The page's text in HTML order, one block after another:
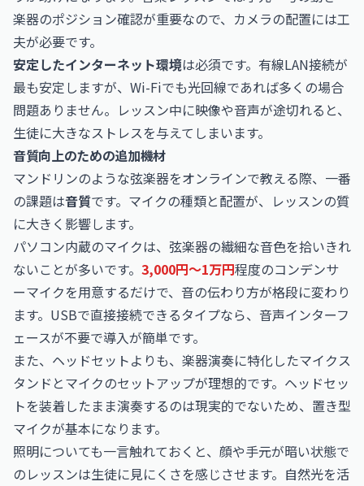
楽器のポジション確認が重要なので、カメラの配置には工
夫が必要です。
安定したインターネット環境は必須です。有線LAN接続が
最も安定しますが、Wi-Fiでも光回線であれば多くの場合
問題ありません。レッスン中に映像や音声が途切れると、
生徒に大きなストレスを与えてしまいます。
音質向上のための追加機材
マンドリンのような弦楽器をオンラインで教える際、一番
の課題は音質です。マイクの種類と配置が、レッスンの質
に大きく影響します。
パソコン内蔵のマイクは、弦楽器の繊細な音色を拾いきれ
ないことが多いです。 3,000円〜1万円程度のコンデンサ
ーマイクを用意するだけで、音の伝わり方が格段に変わり
ます。USBで直接接続できるタイプなら、音声インターフ
ェースが不要で導入が簡単です。
また、ヘッドセットよりも、楽器演奏に特化したマイクス
タンドとマイクのセットアップが理想的です。ヘッドセッ
トを装着したまま演奏するのは現実的でないため、置き型
マイクが基本になります。
照明についても一言触れておくと、顔や手元が暗い状態で
のレッスンは生徒に見にくさを感じさせます。自然光を活